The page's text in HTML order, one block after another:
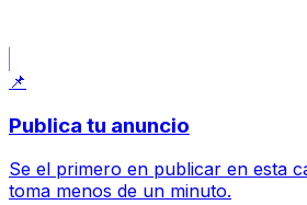
📌
Publica tu anuncio
Se el primero en publicar en esta
toma menos de un minuto.